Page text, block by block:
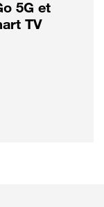
5G et
TV